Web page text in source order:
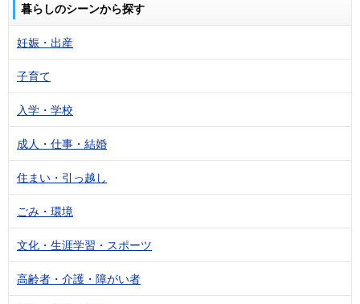
暮らしのシーンから探す
妊娠・出産
子育て
入学・学校
成人・仕事・結婚
住まい・引っ越し
ごみ・環境
文化・生涯学習・スポーツ
高齢者・介護・障がい者